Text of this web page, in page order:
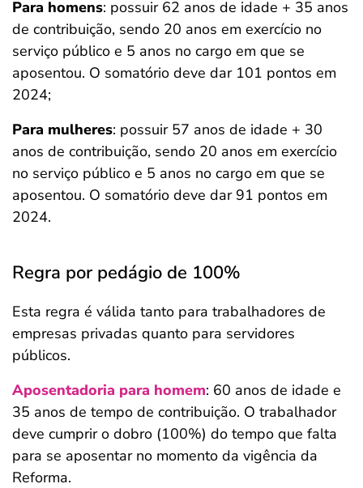
Para homens: possuir 62 anos de idade + 35 anos
de contribuição, sendo 20 anos em exercício no
serviço público e 5 anos no cargo em que se
aposentou. O somatório deve dar 101 pontos em
2024;
Para mulheres: possuir 57 anos de idade + 30
anos de contribuição, sendo 20 anos em exercício
no serviço público e 5 anos no cargo em que se
aposentou. O somatório deve dar 91 pontos em
2024.
Regra por pedágio de 100%
Esta regra é válida tanto para trabalhadores de
empresas privadas quanto para servidores
públicos.
Aposentadoria para homem: 60 anos de idade e
35 anos de tempo de contribuição. O trabalhador
deve cumprir o dobro (100%) do tempo que falta
para se aposentar no momento da vigência da
Reforma.